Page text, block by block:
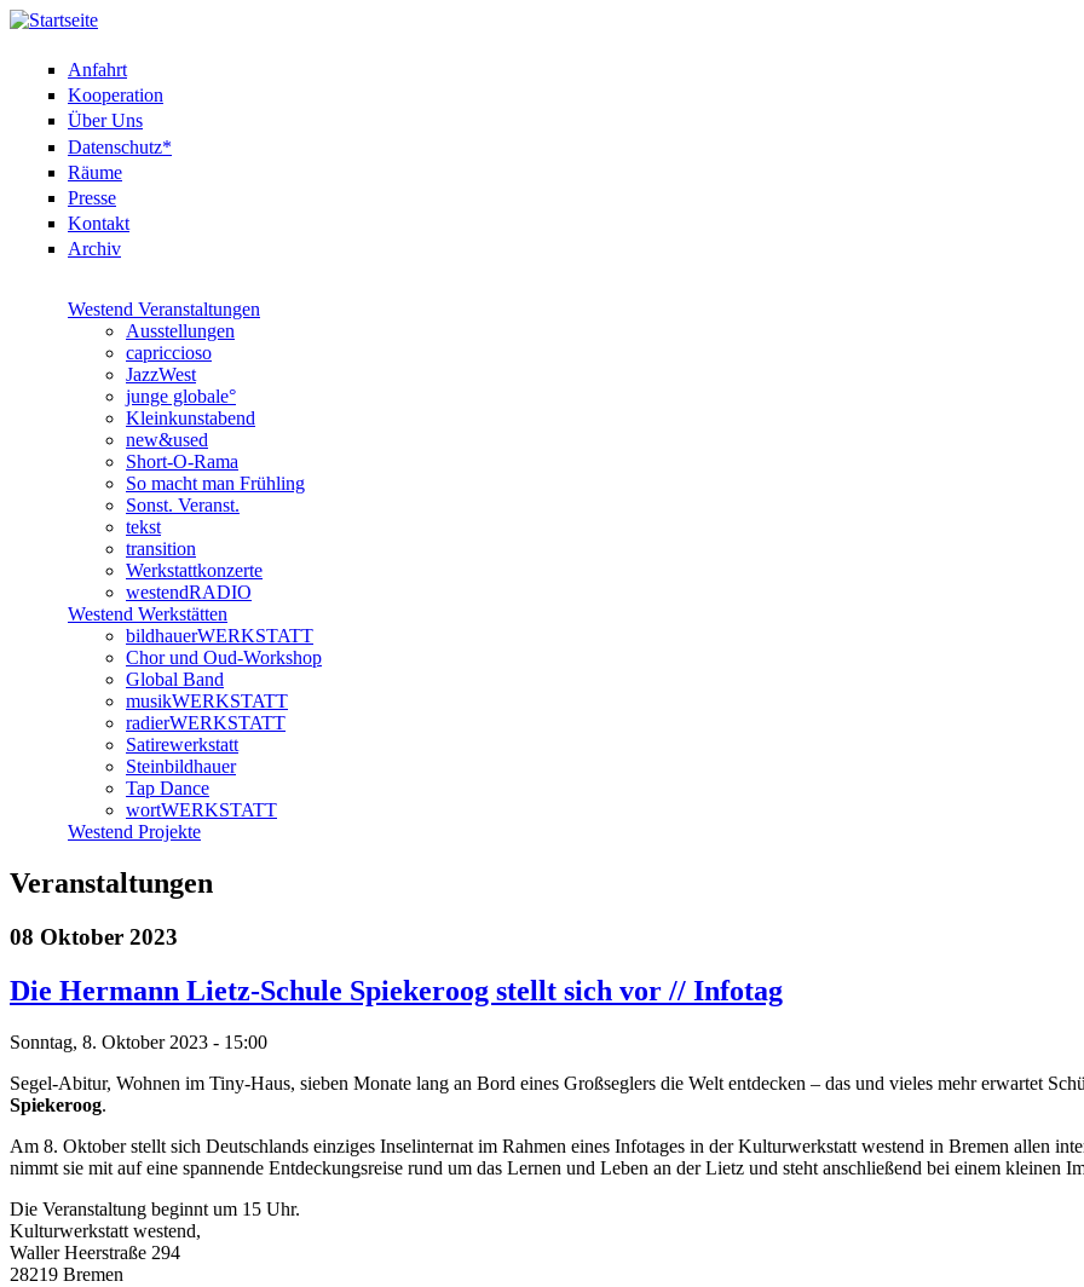
Anfahrt
Kooperation
Über Uns
Datenschutz*
Räume
Presse
Kontakt
Archiv
Westend Veranstaltungen
Ausstellungen
capriccioso
JazzWest
junge globale°
Kleinkunstabend
new&used
Short-O-Rama
So macht man Frühling
Sonst. Veranst.
tekst
transition
Werkstattkonzerte
westendRADIO
Westend Werkstätten
bildhauerWERKSTATT
Chor und Oud-Workshop
Global Band
musikWERKSTATT
radierWERKSTATT
Satirewerkstatt
Steinbildhauer
Tap Dance
wortWERKSTATT
Westend Projekte
Veranstaltungen
08 Oktober 2023
Die Hermann Lietz-Schule Spiekeroog stellt sich vor // Infotag
Sonntag, 8. Oktober 2023 - 15:00
Segel-Abitur, Wohnen im Tiny-Haus, sieben Monate lang an Bord eines Großseglers die Welt entdecken – das und vieles mehr erwartet
Spiekeroog.
Am 8. Oktober stellt sich Deutschlands einziges Inselinternat im Rahmen eines Infotages in der Kulturwerkstatt westend in Bremen allen
nimmt sie mit auf eine spannende Entdeckungsreise rund um das Lernen und Leben an der Lietz und steht anschließend bei einem kleinen
Die Veranstaltung beginnt um 15 Uhr.
Kulturwerkstatt westend,
Waller Heerstraße 294
28219 Bremen